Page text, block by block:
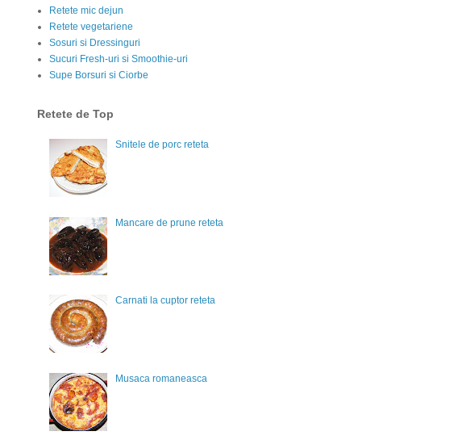
Retete mic dejun
Retete vegetariene
Sosuri si Dressinguri
Sucuri Fresh-uri si Smoothie-uri
Supe Borsuri si Ciorbe
Retete de Top
Snitele de porc reteta
Mancare de prune reteta
Carnati la cuptor reteta
Musaca romaneasca